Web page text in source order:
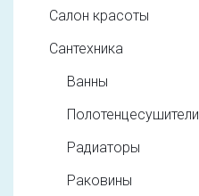
Салон красоты
Сантехника
Ванны
Полотенцесушители
Радиаторы
Раковины